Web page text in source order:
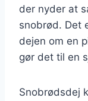
der nyder at
snobrød. Det
dejen om en
gør det til en
Snobrødsdej